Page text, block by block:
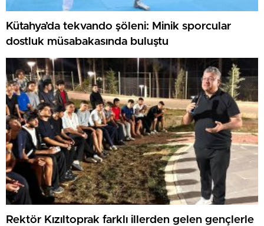
Kütahya’da tekvando şöleni: Minik sporcular
dostluk müsabakasında buluştu
Rektör Kızıltoprak farklı illerden gelen gençlerle